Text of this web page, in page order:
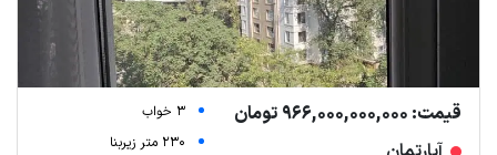
قیمت: 966,000,000,000 تومان
3 خواب
230 متر زیربنا